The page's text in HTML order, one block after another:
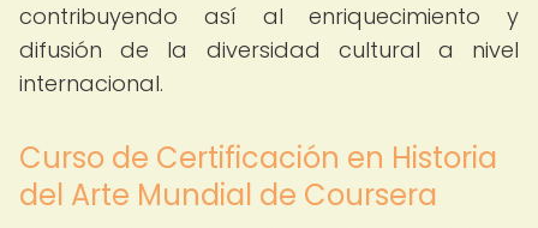
contribuyendo así al enriquecimiento y
difusión de la diversidad cultural a nivel
internacional.
Curso de Certificación en Historia
del Arte Mundial de Coursera